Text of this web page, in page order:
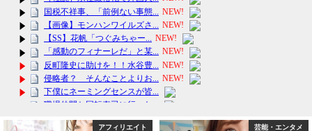
ト 芸能・エンタメ アフィリエ